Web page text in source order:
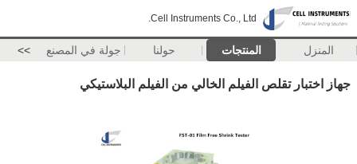
Cell Instruments Co., Ltd.
المنزل المنتجات حولنا جولة في المصنع >>
جهاز اختبار تقلص الفيلم الخالي من الفيلم البلاستيكي